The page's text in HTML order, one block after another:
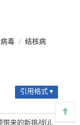
毒 / 结核病
引用格式 ▾
来的新挑战[J].